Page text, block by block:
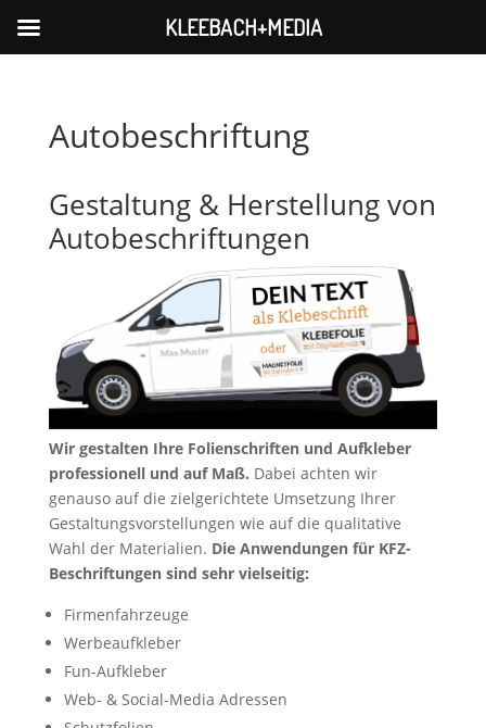
Autobeschriftung
Gestaltung & Herstellung von
Autobeschriftungen
Wir gestalten Ihre Folienschriften und Aufkleber
professionell und auf Maß. Dabei achten wir
genauso auf die zielgerichtete Umsetzung Ihrer
Gestaltungsvorstellungen wie auf die qualitative
Wahl der Materialien. Die Anwendungen für KFZ-
Beschriftungen sind sehr vielseitig:
Firmenfahrzeuge
Werbeaufkleber
Fun-Aufkleber
Web- & Social-Media Adressen
KLEEBACH+MEDIA